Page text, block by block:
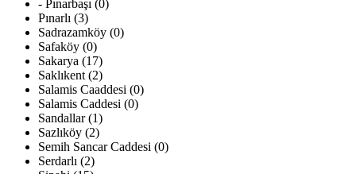
- Pınarbaşı (0)
Pınarlı (3)
Sadrazamköy (0)
Safaköy (0)
Sakarya (17)
Saklıkent (2)
Salamis Caaddesi (0)
Salamis Caddesi (0)
Sandallar (1)
Sazlıköy (2)
Semih Sancar Caddesi (0)
Serdarlı (2)